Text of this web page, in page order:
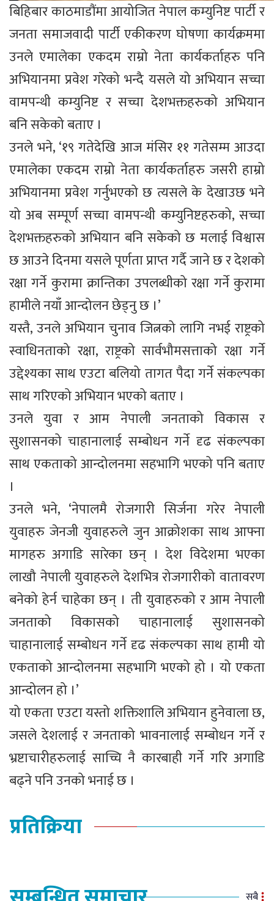
बिहिबार काठमाडौंमा आयोजित नेपाल कम्युनिष्ट पार्टी र
जनता समाजवादी पार्टी एकीकरण घोषणा कार्यक्रममा
उनले एमालेका एकदम राम्रो नेता कार्यकर्ताहरु पनि
अभियानमा प्रवेश गरेको भन्दै यसले यो अभियान सच्चा
वामपन्थी कम्युनिष्ट र सच्चा देशभक्तहरुको अभियान
बनि सकेको बताए ।
उनले भने, ‘१९ गतेदेखि आज मंसिर ११ गतेसम्म आउदा
एमालेका एकदम राम्रो नेता कार्यकर्ताहरु जसरी हाम्रो
अभियानमा प्रवेश गर्नुभएको छ त्यसले के देखाउछ भने
यो अब सम्पूर्ण सच्चा वामपन्थी कम्युनिष्टहरुको, सच्चा
देशभक्तहरुको अभियान बनि सकेको छ मलाई विश्वास
छ आउने दिनमा यसले पूर्णता प्राप्त गर्दै जाने छ र देशको
रक्षा गर्ने कुरामा क्रान्तिका उपलब्धीको रक्षा गर्ने कुरामा
हामीले नयाँ आन्दोलन छेड्नु छ ।’
यस्तै, उनले अभियान चुनाव जित्नको लागि नभई राष्ट्रको
स्वाधिनताको रक्षा, राष्ट्रको सार्वभौमसत्ताको रक्षा गर्ने
उद्देश्यका साथ एउटा बलियो तागत पैदा गर्ने संकल्पका
साथ गरिएको अभियान भएको बताए ।
उनले युवा र आम नेपाली जनताको विकास र
सुशासनको चाहानालाई सम्बोधन गर्ने दृढ संकल्पका
साथ एकताको आन्दोलनमा सहभागि भएको पनि बताए
।
उनले भने, ‘नेपालमै रोजगारी सिर्जना गरेर नेपाली
युवाहरु जेनजी युवाहरुले जुन आक्रोशका साथ आफ्ना
मागहरु अगाडि सारेका छन् । देश विदेशमा भएका
लाखौ नेपाली युवाहरुले देशभित्र रोजगारीको वातावरण
बनेको हेर्न चाहेका छन् । ती युवाहरुको र आम नेपाली
जनताको विकासको चाहानालाई सुशासनको
चाहानालाई सम्बोधन गर्ने दृढ संकल्पका साथ हामी यो
एकताको आन्दोलनमा सहभागि भएको हो । यो एकता
आन्दोलन हो ।’
यो एकता एउटा यस्तो शक्तिशालि अभियान हुनेवाला छ,
जसले देशलाई र जनताको भावनालाई सम्बोधन गर्ने र
भ्रष्टाचारीहरुलाई साच्चि नै कारबाही गर्ने गरि अगाडि
बढ्ने पनि उनको भनाई छ ।
प्रतिक्रिया
सबै